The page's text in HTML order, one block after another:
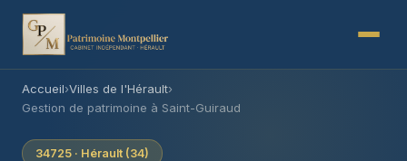
Accueil›Villes de l'Hérault›
Gestion de patrimoine à Saint-Guiraud
34725 · Hérault (34)